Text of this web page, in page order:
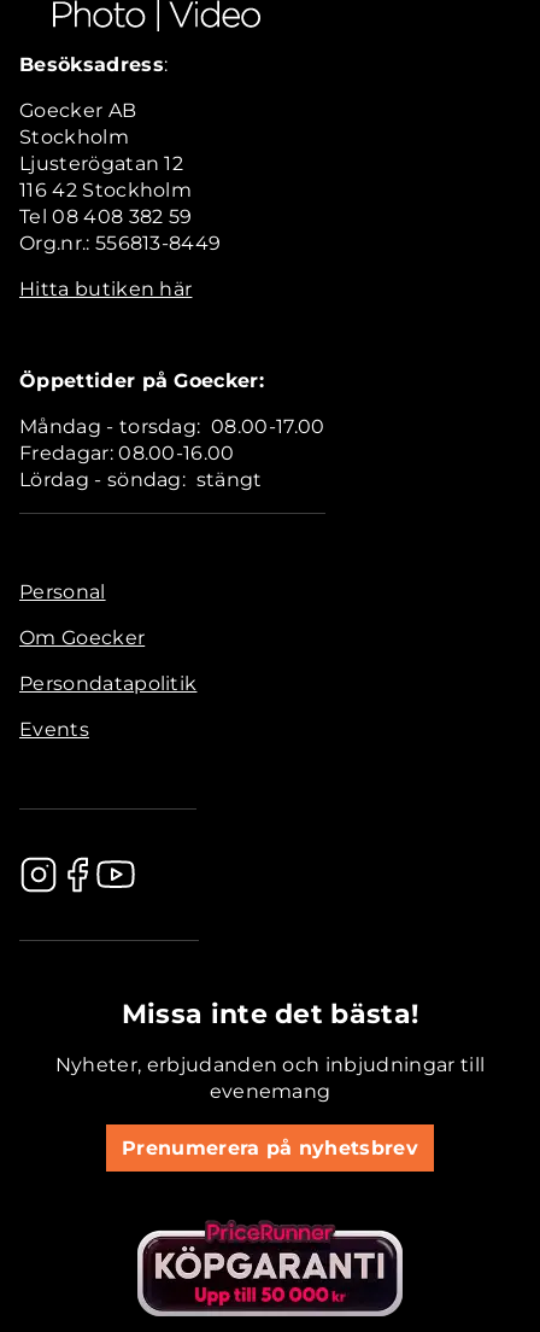
Besöksadress:
Goecker AB
Stockholm
Ljusterögatan 12
116 42 Stockholm
Tel 08 408 382 59
Org.nr.: 556813-8449
Hitta butiken här
Öppettider på Goecker:
Måndag - torsdag: 08.00-17.00
Fredagar: 08.00-16.00
Lördag - söndag: stängt
Personal
Om Goecker
Persondatapolitik
Events
Missa inte det bästa!
Nyheter, erbjudanden och inbjudningar till
evenemang
Prenumerera på nyhetsbrev